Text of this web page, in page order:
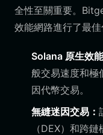
全性至關重要。
效能網路進行了最佳
Solana 原生效能
般交易速度和極
因代幣交易。
無縫迷因交易：
（DEX）和跨